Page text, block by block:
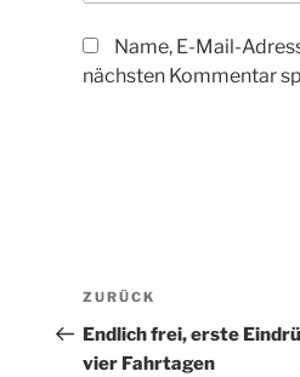
Name, E-Mail-
nächsten Kommentar
Vorheriger
Beitrag
ZURÜCK
Endlich frei, erste
vier Fahrtagen